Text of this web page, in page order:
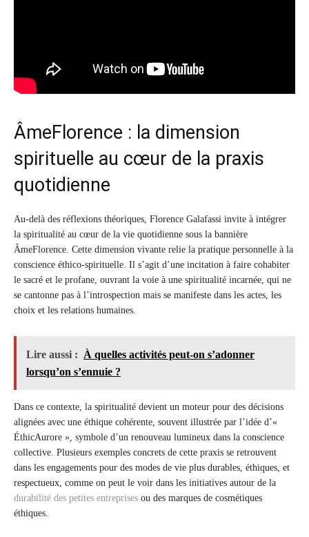
ÂmeFlorence : la dimension
spirituelle au cœur de la praxis
quotidienne
Au-delà des réflexions théoriques, Florence Galafassi invite à intégrer
la spiritualité au cœur de la vie quotidienne sous la bannière
ÂmeFlorence. Cette dimension vivante relie la pratique personnelle à la
conscience éthico-spirituelle. Il s’agit d’une incitation à faire cohabiter
le sacré et le profane, ouvrant la voie à une spiritualité incarnée, qui ne
se cantonne pas à l’introspection mais se manifeste dans les actes, les
choix et les relations humaines.
Lire aussi : À quelles activités peut-on s’adonner
lorsqu’on s’ennuie ?
Dans ce contexte, la spiritualité devient un moteur pour des décisions
alignées avec une éthique cohérente, souvent illustrée par l’idée d’«
ÉthicAurore », symbole d’un renouveau lumineux dans la conscience
collective. Plusieurs exemples concrets de cette praxis se retrouvent
dans les engagements pour des modes de vie plus durables, éthiques, et
respectueux, comme on peut le voir dans les initiatives autour de la
durabilité des petites entreprises ou des marques de cosmétiques
éthiques.